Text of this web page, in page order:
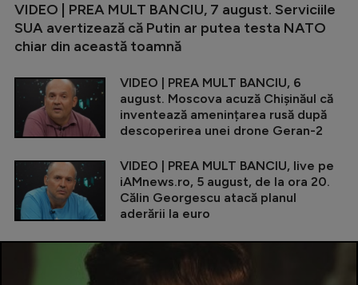
VIDEO | PREA MULT BANCIU, 7 august. Serviciile
SUA avertizează că Putin ar putea testa NATO
chiar din această toamnă
VIDEO | PREA MULT BANCIU, 6
august. Moscova acuză Chișinăul că
inventează amenințarea rusă după
descoperirea unei drone Geran-2
VIDEO | PREA MULT BANCIU, live pe
iAMnews.ro, 5 august, de la ora 20.
Călin Georgescu atacă planul
aderării la euro